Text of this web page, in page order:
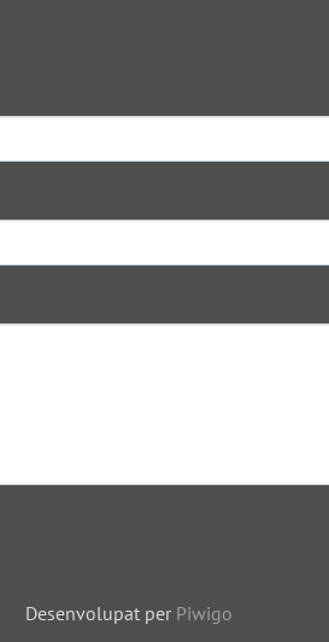
Desenvolupat per Piwigo